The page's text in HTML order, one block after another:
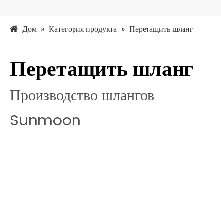
Дом » Категория продукта » Перетащить шланг
Перетащить шланг
Производство шлангов
Sunmoon